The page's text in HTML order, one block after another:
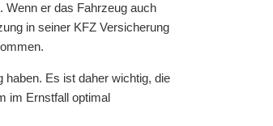
Wenn er das Fahrzeug auch
in seiner KFZ Versicherung
haben. Es ist daher wichtig, die
im Ernstfall optimal